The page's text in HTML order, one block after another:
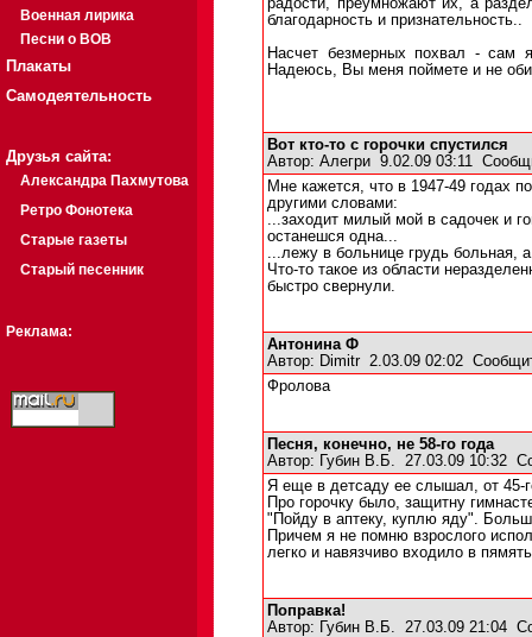
Военная лирика
Песни о ВОВ
Плакаты
Самодеятельность
Друзья сайта:
Александра Пахмутова
Ретро Фонотека
Старые газеты
Старый песенник
Реклама:
радости, преумножают их, а
благодарность и признательность..
Насчет безмерных похвал - сам
Надеюсь, Вы меня поймете и не
Вот кто-то с горочки спустился
Автор: Алегри 9.02.09 03:11
Мне кажется, что в 1947-49 годах
другими словами:
...заходит милый мой в садочек и
останешся одна...
...лежу в больнице грудь больная,
Что-то такое из области
быстро свернули.
Антонина Ф
Автор: Dimitr 2.03.09 02:02
Фролова
Песня, конечно, не 58-го года
Автор:
Губин В.Б. 27.03.09 10:32
Я еще в детсаду ее слышал, от 45-
Про горочку было, защитну
"Пойду в аптеку, куплю яду".
Причем я не помню взрослого
легко и навязчиво входило в
Поправка!
Автор:
Губин В.Б. 27.03.09 21:04